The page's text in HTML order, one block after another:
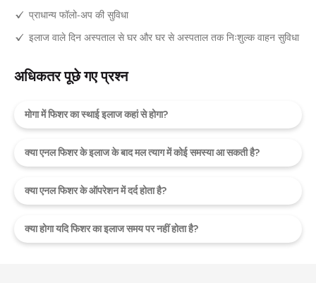
प्राधान्य फॉलो-अप की सुविधा
इलाज वाले दिन अस्पताल से घर और घर से अस्पताल तक निःशुल्क वाहन सुविधा
अधिकतर पूछे गए प्रश्न
मोगा में फिशर का स्थाई इलाज कहां से होगा?
क्या एनल फिशर के इलाज के बाद मल त्याग में कोई समस्या आ सकती है?
क्या एनल फिशर के ऑपरेशन में दर्द होता है?
क्या होगा यदि फिशर का इलाज समय पर नहीं होता है?